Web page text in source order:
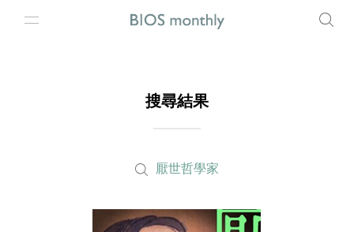
搜尋結果
厭世哲學家